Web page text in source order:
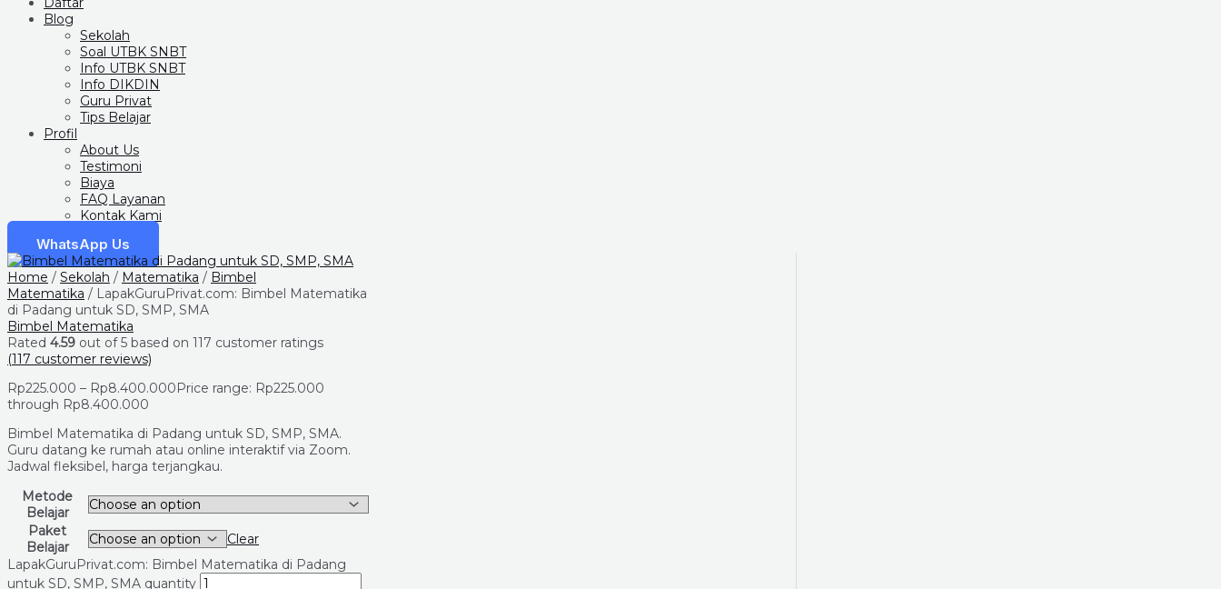
Blog
Sekolah
Soal UTBK SNBT
Info UTBK SNBT
Info DIKDIN
Guru Privat
Tips Belajar
Profil
About Us
Testimoni
Biaya
FAQ Layanan
Kontak Kami
WhatsApp Us
Home / Sekolah / Matematika / Bimbel
Matematika / LapakGuruPrivat.com: Bimbel Matematika
di Padang untuk SD, SMP, SMA
Bimbel Matematika
Rated 4.59 out of 5 based on 117 customer ratings
(117 customer reviews)
Rp225.000 – Rp8.400.000Price range: Rp225.000
through Rp8.400.000
Bimbel Matematika di Padang untuk SD, SMP, SMA.
Guru datang ke rumah atau online interaktif via Zoom.
Jadwal fleksibel, harga terjangkau.
Metode
Belajar
Paket
Belajar
Clear
LapakGuruPrivat.com: Bimbel Matematika di Padang
untuk SD, SMP, SMA quantity